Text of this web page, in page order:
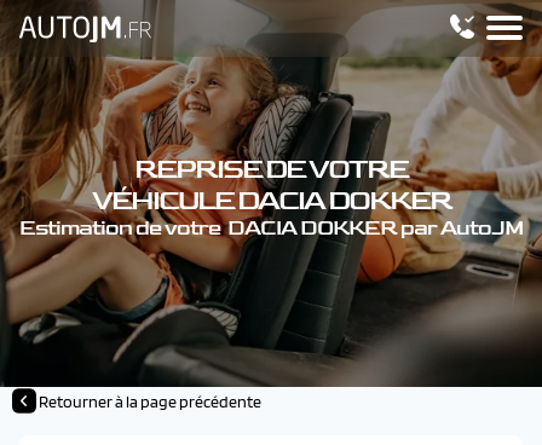
REPRISE DE VOTRE
VÉHICULE DACIA DOKKER
Estimation de votre DACIA DOKKER par AutoJM
Retourner à la page précédente